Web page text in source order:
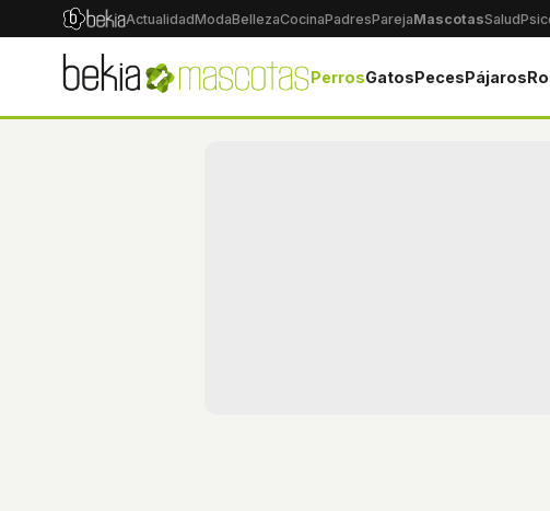
ActualidadModaBellezaCocinaPadresParejaMascotasSalud
PerrosGatosPecesPájaros